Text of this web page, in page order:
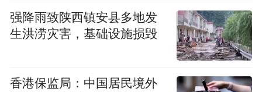
四位老戏师父，秦腔不只是谋生手段，更是
倾尽所有也要坚守的职业理想，终其一生也
要抵达的精神彼岸；如刘红兵，对秦腔则是
爱屋及乌，忆秦娥唱秦腔，他就爱秦腔；米
强降雨致陕西镇安县多地发
生洪涝灾害，基础设施损毁
香港保监局：中国居民境外